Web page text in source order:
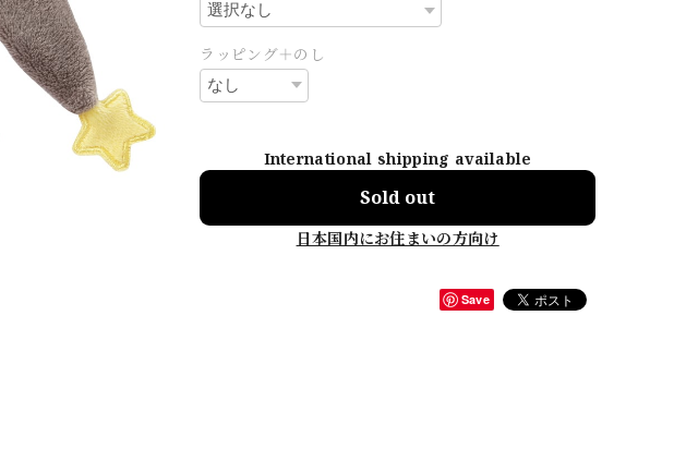
ラッピング＋のし
International shipping available
Sold out
日本国内にお住まいの方向け
Save